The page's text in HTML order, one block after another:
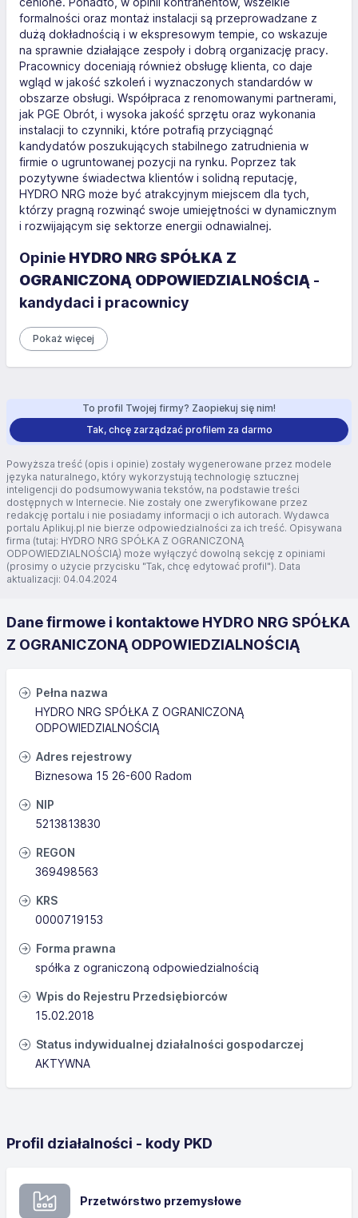
formalności oraz montaż instalacji są przeprowadzane z
dużą dokładnością i w ekspresowym tempie, co wskazuje
na sprawnie działające zespoły i dobrą organizację pracy.
Pracownicy doceniają również obsługę klienta, co daje
wgląd w jakość szkoleń i wyznaczonych standardów w
obszarze obsługi. Współpraca z renomowanymi partnerami,
jak PGE Obrót, i wysoka jakość sprzętu oraz wykonania
instalacji to czynniki, które potrafią przyciągnąć
kandydatów poszukujących stabilnego zatrudnienia w
firmie o ugruntowanej pozycji na rynku. Poprzez tak
pozytywne świadectwa klientów i solidną reputację,
HYDRO NRG może być atrakcyjnym miejscem dla tych,
którzy pragną rozwinąć swoje umiejętności w dynamicznym
i rozwijającym się sektorze energii odnawialnej.
Opinie HYDRO NRG SPÓŁKA Z
OGRANICZONĄ ODPOWIEDZIALNOŚCIĄ -
kandydaci i pracownicy
Pokaż więcej
To profil Twojej firmy? Zaopiekuj się nim!
Tak, chcę zarządzać profilem za darmo
Powyższa treść (opis i opinie) zostały wygenerowane przez modele
języka naturalnego, który wykorzystują technologię sztucznej
inteligencji do podsumowywania tekstów, na podstawie treści
dostępnych w Internecie. Nie zostały one zweryfikowane przez
redakcję portalu i nie posiadamy informacji o ich autorach. Wydawca
portalu Aplikuj.pl nie bierze odpowiedzialności za ich treść. Opisywana
firma (tutaj: HYDRO NRG SPÓŁKA Z OGRANICZONĄ
ODPOWIEDZIALNOŚCIĄ) może wyłączyć dowolną sekcję z opiniami
(prosimy o użycie przycisku "Tak, chcę edytować profil"). Data
aktualizacji: 04.04.2024
Dane firmowe i kontaktowe HYDRO NRG SPÓŁKA
Z OGRANICZONĄ ODPOWIEDZIALNOŚCIĄ
Pełna nazwa
HYDRO NRG SPÓŁKA Z OGRANICZONĄ
ODPOWIEDZIALNOŚCIĄ
Adres rejestrowy
Biznesowa 15 26-600 Radom
NIP
5213813830
REGON
369498563
KRS
0000719153
Forma prawna
spółka z ograniczoną odpowiedzialnością
Wpis do Rejestru Przedsiębiorców
15.02.2018
Status indywidualnej działalności gospodarczej
AKTYWNA
Profil działalności - kody PKD
Przetwórstwo przemysłowe